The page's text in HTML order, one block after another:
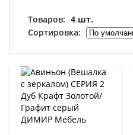
Товаров: 4 шт.
Сортировка: